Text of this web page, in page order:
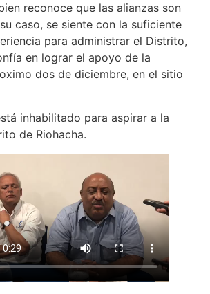
reconoce que las alianzas son
caso, se siente con la suficiente
para administrar el Distrito,
en lograr el apoyo de la
dos de diciembre, en el sitio
inhabilitado para aspirar a la
de Riohacha.